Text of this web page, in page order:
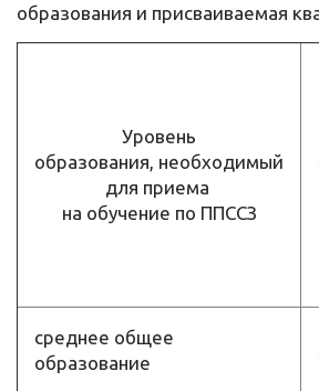
образования и присваиваемая
Уровень
образования, необходимый
для приема
на обучение по ППССЗ
среднее общее
образование